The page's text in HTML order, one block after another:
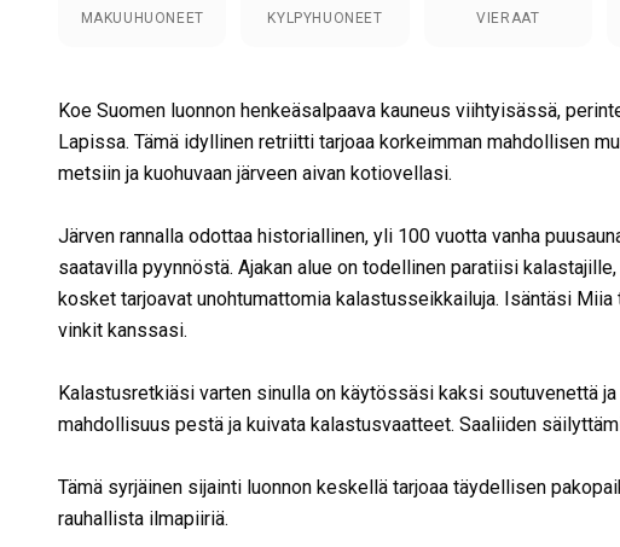
MAKUUHUONEET KYLPYHUONEET VIERAAT
Koe Suomen luonnon henkeäsalpaava kauneus viihtyisässä,
Lapissa. Tämä idyllinen retriitti tarjoaa korkeimman mahdollisen
metsiin ja kuohuvaan järveen aivan kotiovellasi.
Järven rannalla odottaa historiallinen, yli 100 vuotta vanha
saatavilla pyynnöstä. Ajakan alue on todellinen paratiisi
kosket tarjoavat unohtumattomia kalastusseikkailuja. Isäntäsi
vinkit kanssasi.
Kalastusretkiäsi varten sinulla on käytössäsi kaksi soutuvenettä
mahdollisuus pestä ja kuivata kalastusvaatteet. Saaliiden
Tämä syrjäinen sijainti luonnon keskellä tarjoaa täydellisen
rauhallista ilmapiiriä.